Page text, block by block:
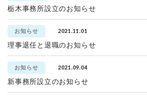
栃木事務所設立のお知らせ
お知らせ 2021.11.01
理事退任と退職のお知らせ
お知らせ 2021.09.04
新事務所設立のお知らせ